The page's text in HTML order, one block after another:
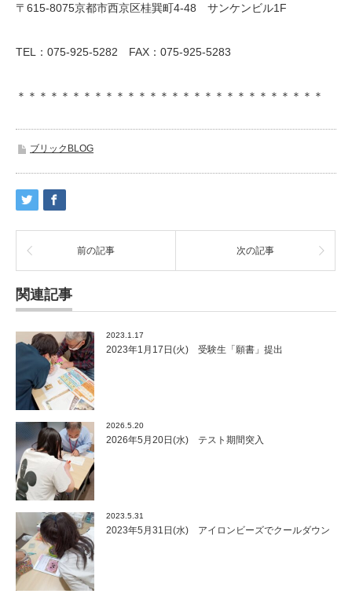
〒615-8075京都市西京区桂巽町4-48 サンケンビル1F
TEL：075-925-5282 FAX：075-925-5283
＊＊＊＊＊＊＊＊＊＊＊＊＊＊＊＊＊＊＊＊＊＊＊＊＊＊＊＊
ブリックBLOG
前の記事 次の記事
関連記事
2023.1.17
2023年1月17日(火) 受験生「願書」提出
2026.5.20
2026年5月20日(水) テスト期間突入
2023.5.31
2023年5月31日(水) アイロンビーズでクールダウン